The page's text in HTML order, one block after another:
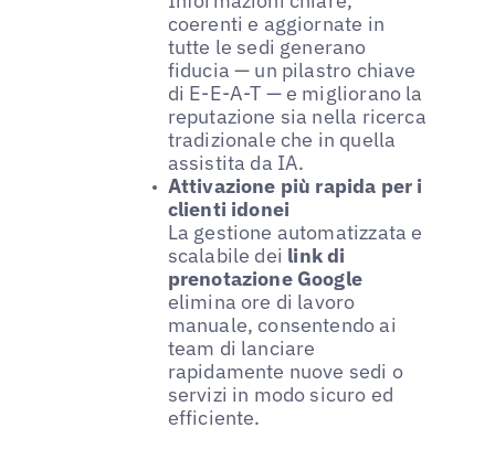
coerenti e aggiornate in
tutte le sedi generano
fiducia — un pilastro chiave
di E-E-A-T — e migliorano la
reputazione sia nella ricerca
tradizionale che in quella
assistita da IA.
Attivazione più rapida per i
clienti idonei
La gestione automatizzata e
scalabile dei link di
prenotazione Google
elimina ore di lavoro
manuale, consentendo ai
team di lanciare
rapidamente nuove sedi o
servizi in modo sicuro ed
efficiente.